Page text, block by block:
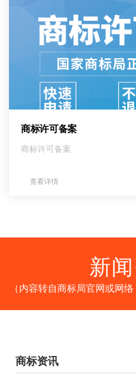
商标许可备案
商标许可备案
查看详情
新
（内容转自商标局官网或网
商标资讯